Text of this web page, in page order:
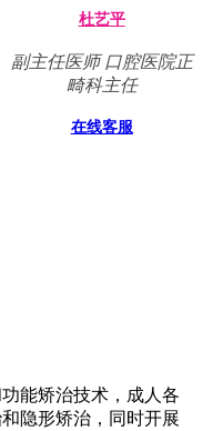
杜艺平
副主任医师 口腔医院正
畸科主任
在线客服
能矫治技术，成人各
隐形矫治，同时开展